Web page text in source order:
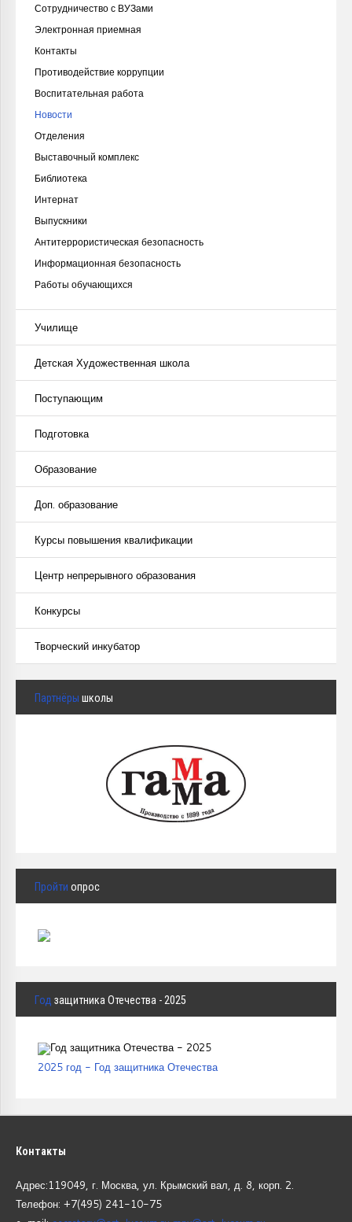
Сотрудничество с ВУЗами
Электронная приемная
Контакты
Противодействие коррупции
Воспитательная работа
Новости
Отделения
Выставочный комплекс
Библиотека
Интернат
Выпускники
Антитеррористическая безопасность
Информационная безопасность
Работы обучающихся
Училище
Детская Художественная школа
Поступающим
Подготовка
Образование
Доп. образование
Курсы повышения квалификации
Центр непрерывного образования
Конкурсы
Творческий инкубатор
Партнёры школы
Пройти опрос
Год защитника Отечества - 2025
2025 год - Год защитника Отечества
Контакты
Адрес:119049, г. Москва, ул. Крымский вал, д. 8, корп. 2.
Телефон: +7(495) 241-10-75